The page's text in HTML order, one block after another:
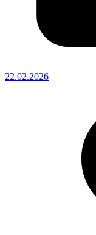
22.02.2026